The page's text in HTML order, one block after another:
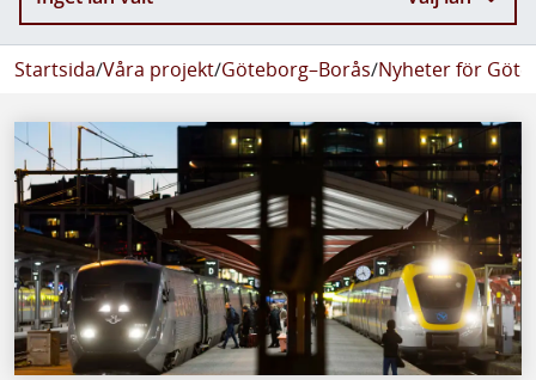
Startsida/Våra projekt/Göteborg–Borås/Nyheter för